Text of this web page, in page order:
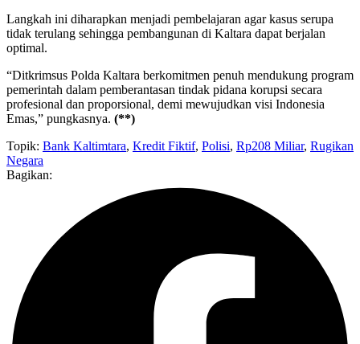
Langkah ini diharapkan menjadi pembelajaran agar kasus serupa
tidak terulang sehingga pembangunan di Kaltara dapat berjalan
optimal.
“Ditkrimsus Polda Kaltara berkomitmen penuh mendukung program
pemerintah dalam pemberantasan tindak pidana korupsi secara
profesional dan proporsional, demi mewujudkan visi Indonesia
Emas,” pungkasnya. (**)
Topik: Bank Kaltimtara, Kredit Fiktif, Polisi, Rp208 Miliar, Rugikan
Negara
Bagikan: